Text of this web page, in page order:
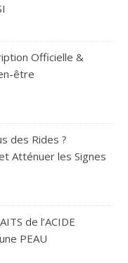
Officielle &
être
des Rides ?
Atténuer les Signes
de l’ACIDE
PEAU